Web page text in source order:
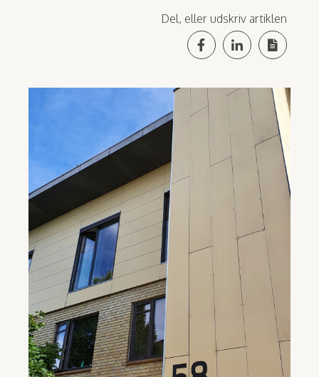
Del, eller udskriv artiklen